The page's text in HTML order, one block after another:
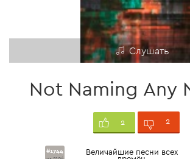
Слушать
Not Naming Any
2 2
#1744 Величайшие песни всех